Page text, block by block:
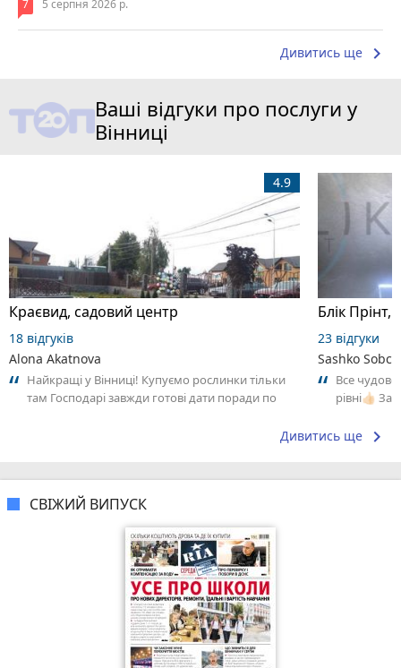
7 5 серпня 2026 р.
Дивитись ще keyboard_arrow_right
Ваші відгуки про послуги у
Вінниці
Краєвид, садовий центр
4.9
18 відгуків
Alona Akatnova
Найкращі у Вінниці! Купуємо рослинки тільки
там Господарі завжди готові дати поради по
Блік Прінт,
23 відгуки
Sashko
Все
рівні👍🏻
Дивитись ще keyboard_arrow_right
СВІЖИЙ ВИПУСК